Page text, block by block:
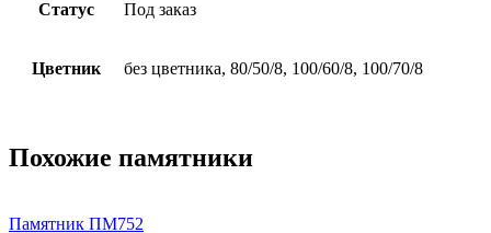
Статус Под заказ
Цветник без цветника, 80/50/8, 100/60/8, 100/70/8
Похожие памятники
Памятник ПМ752